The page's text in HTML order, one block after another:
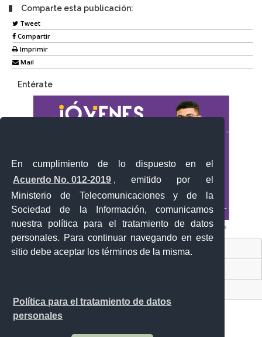
En cumplimiento de lo dispuesto en el
Acuerdo No. 012-2019 , emitido por el
Ministerio de Telecomunicaciones y de la
Sociedad de la Información, comunicamos
nuestra política para el tratamiento de datos
personales. Para continuar navegando en este
sitio debe aceptar los términos de la misma.
Política para el tratamiento de datos
personales
Comparte esta publicación:
Tweet
Compartir
Imprimir
Mail
Entérate
Contacto Ciudadano Digital